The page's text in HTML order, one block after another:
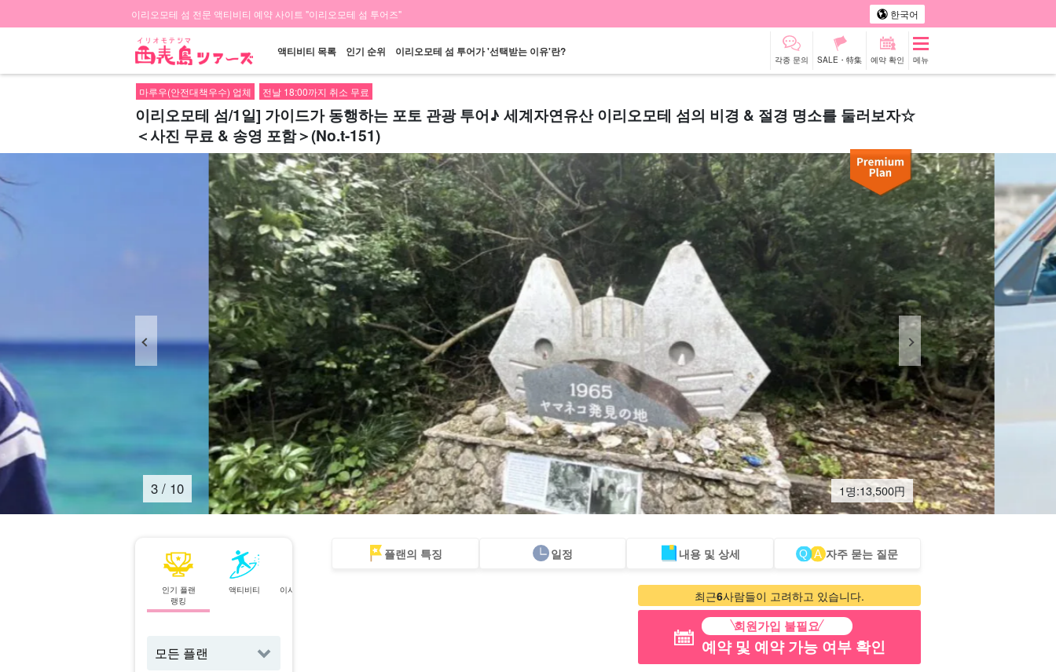
이리오모테 섬 전문 액티비티 예약 사이트 "이리오모테 섬 투어즈" 한국어
액티비티 목록 인기 순위 이리오모테 섬 투어가 '선택받는 이유'란?
각종 문의 SALE・特集 예약 확인 메뉴
마루우(안전대책우수) 업체 전날 18:00까지 취소 무료
이리오모테 섬/1일] 가이드가 동행하는 포토 관광 투어♪ 세계자연유산 이리오모테 섬의 비경 & 절경 명소를 둘러보자☆
＜사진 무료 & 송영 포함＞(No.t-151)
4 / 10 1명:13,500円
인기 플랜
랭킹
액티비티
이시가키섬⇄이리
바라스 섬 투어 렌터카 관광 투어
플랜의 특징 일정 내용 및 상세 자주 묻는 질문
최근6사람들이 고려하고 있습니다.
회원가입 불필요
예약 및 예약 가능 여부 확인